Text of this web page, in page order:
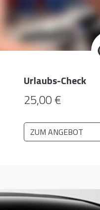
Urlaubs-Check
25,00 €
ZUM ANGEBOT
Zurück